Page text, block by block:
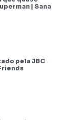
| Sana
pela JBC